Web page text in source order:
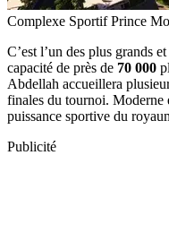
Complexe Sportif Prince
C’est l’un des plus grands
capacité de près de 70 000
Abdellah accueillera
finales du tournoi. Moderne
puissance sportive du
Publicité